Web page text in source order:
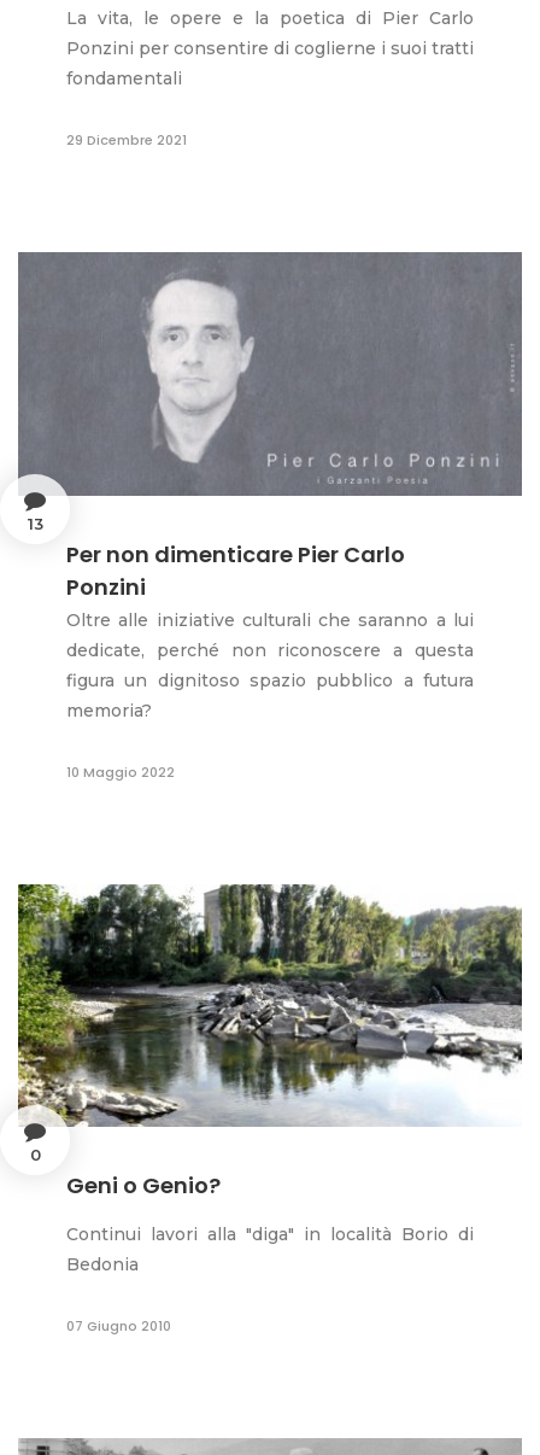
La vita, le opere e la poetica di Pier Carlo
Ponzini per consentire di coglierne i suoi tratti
fondamentali
29 Dicembre 2021
13
Per non dimenticare Pier Carlo
Ponzini
Oltre alle iniziative culturali che saranno a lui
dedicate, perché non riconoscere a questa
figura un dignitoso spazio pubblico a futura
memoria?
10 Maggio 2022
0
Geni o Genio?
Continui lavori alla "diga" in località Borio di
Bedonia
07 Giugno 2010